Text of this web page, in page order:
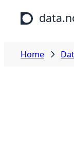
Skip to main
Home